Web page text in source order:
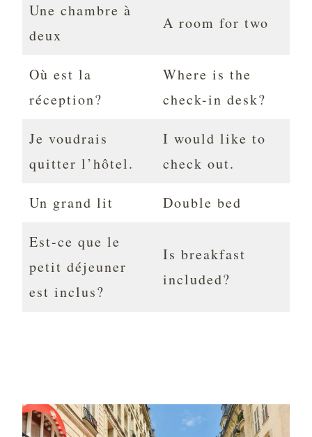
Une chambre à
deux
A room for two
Où est la
réception?
Where is the
check-in desk?
Je voudrais
quitter l’hôtel.
I would like to
check out.
Un grand lit Double bed
Est-ce que le
petit déjeuner
est inclus?
Is breakfast
included?